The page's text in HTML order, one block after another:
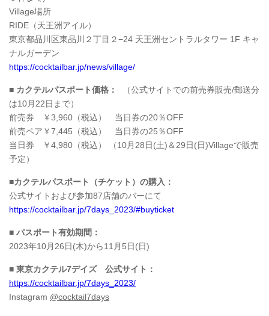
Village場所
RIDE（天王洲アイル）
東京都品川区東品川２丁目２−24 天王洲セントラルタワー 1F キャ
ナルガーデン
https://cocktailbar.jp/news/village/
■ カクテルパスポート価格：
（公式サイトでの前売券販売/郵送分
は10月22日まで）
前売券 ￥3,960（税込） 当日券の20％OFF
前売ペア￥7,445（税込） 当日券の25％OFF
当日券 ￥4,980（税込） （10月28日(土)＆29日(日)Villageで販売
予定）
■カクテルパスポート（チケット）の購入：
公式サイトおよび参加87店舗のバーにて
https://cocktailbar.jp/7days_2023/#buyticket
■ パスポート有効期間：
2023年10月26日(木)から11月5日(日)
■ 東京カクテル7デイズ 公式サイト：
https://cocktailbar.jp/7days_2023/
Instagram @cocktail7days